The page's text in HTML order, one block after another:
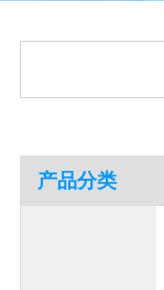
产品分类